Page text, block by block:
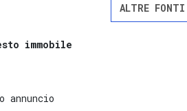
ALTRE FONTI
immobile
annuncio